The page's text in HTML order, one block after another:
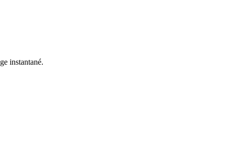
instantané.